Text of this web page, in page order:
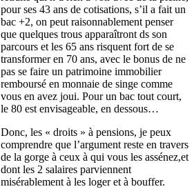
pour ses 43 ans de cotisations, s’il a fait un
bac +2, on peut raisonnablement penser
que quelques trous apparaîtront ds son
parcours et les 65 ans risquent fort de se
transformer en 70 ans, avec le bonus de ne
pas se faire un patrimoine immobilier
remboursé en monnaie de singe comme
vous en avez joui. Pour un bac tout court,
le 80 est envisageable, en dessous…
Donc, les « droits » à pensions, je peux
comprendre que l’argument reste en travers
de la gorge à ceux à qui vous les assénez,et
dont les 2 salaires parviennent
misérablement à les loger et à bouffer.